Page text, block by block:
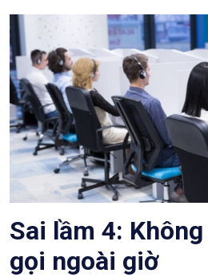
Sai lầm 4:
gọi ngoài giờ